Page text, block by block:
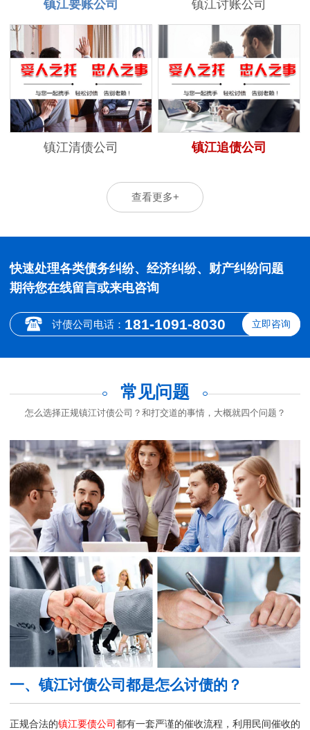
镇江要账公司 镇江讨账公司
镇江清债公司 镇江追债公司
查看更多+
快速处理各类债务纠纷、经济纠纷、财产纠纷问题
期待您在线留言或来电咨询
讨债公司电话： 181-1091-8030 立即咨询
常见问题
怎么选择正规镇江讨债公司？和打交道的事情，大概就四个问题？
一、镇江讨债公司都是怎么讨债的？
正规合法的镇江要债公司都有一套严谨的催收流程，利用民间催收的